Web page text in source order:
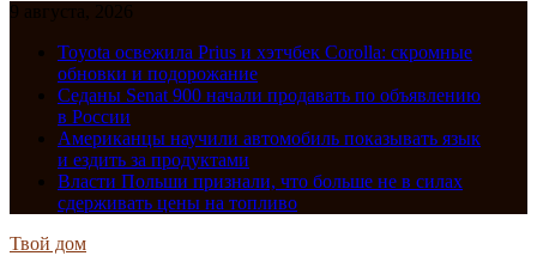
9 августа, 2026
Toyota освежила Prius и хэтчбек Corolla: скромные
обновки и подорожание
Седаны Senat 900 начали продавать по объявлению
в России
Американцы научили автомобиль показывать язык
и ездить за продуктами
Власти Польши признали, что больше не в силах
сдерживать цены на топливо
Твой дом